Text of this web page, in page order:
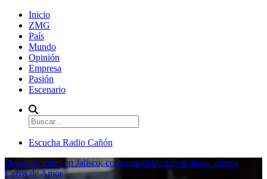
Inicio
ZMG
País
Mundo
Opinión
Empresa
Pasión
Escenario
Escucha Radio Cañón
Desapariciones en Jalisco, con complicidad de policías, afirma
Lazos de Amor